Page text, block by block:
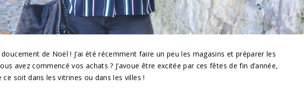
de Noël ! J’ai été récemment faire un peu les magasins et préparer les
avez commencé vos achats ? J’avoue être excitée par ces fêtes de fin d’année,
ce soit dans les vitrines ou dans les villes !